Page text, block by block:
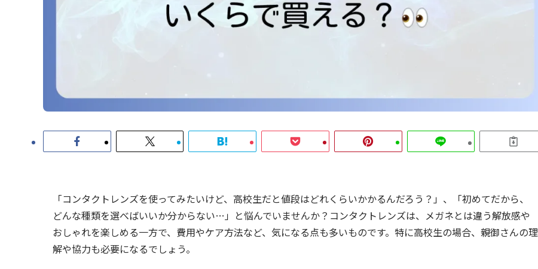
「コンタクトレンズを使ってみたいけど、高校生だと値段はどれくらいかかるんだろう？」、「初めてだから、
どんな種類を選べばいいか分からない…」と悩んでいませんか？コンタクトレンズは、メガネとは違う解放感や
おしゃれを楽しめる一方で、費用やケア方法など、気になる点も多いものです。特に高校生の場合、親御さんの理
解や協力も必要になるでしょう。